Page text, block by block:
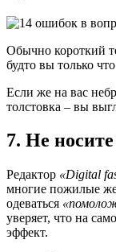
Обычно короткий
будто вы только
Если же на вас
толстовка – вы
7. Не
Редактор «Digital
многие пожилые
одеваться
уверяет, что на
эффект.